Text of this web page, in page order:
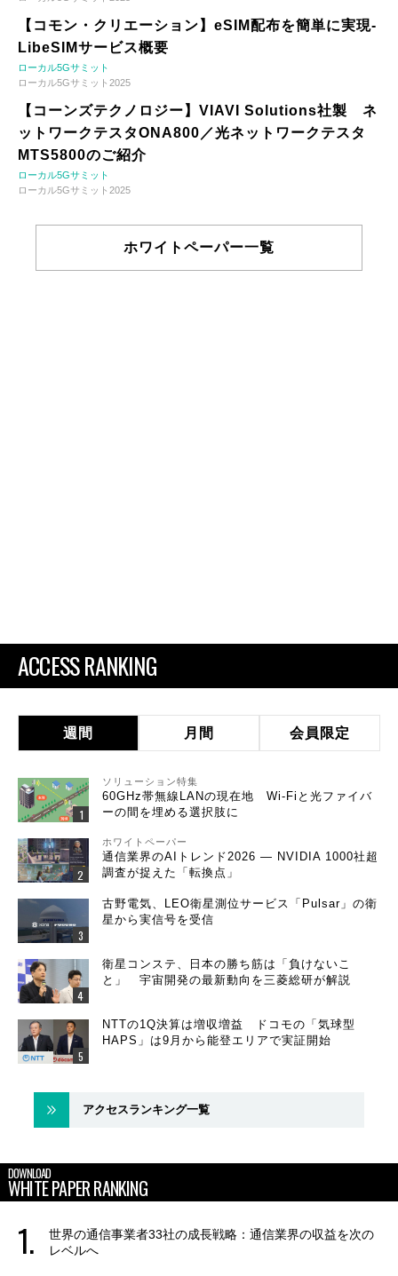
【コモン・クリエーション】eSIM配布を簡単に実現-
LibeSIMサービス概要
ローカル5Gサミット
ローカル5Gサミット2025
【コーンズテクノロジー】VIAVI Solutions社製 ネ
ットワークテスタONA800／光ネットワークテスタ
MTS5800のご紹介
ローカル5Gサミット
ローカル5Gサミット2025
ホワイトペーパー一覧
ACCESS RANKING
週間 月間 会員限定
ソリューション特集
60GHz帯無線LANの現在地 Wi-Fiと光ファイバ
ーの間を埋める選択肢に
ホワイトペーパー
通信業界のAIトレンド2026 ― NVIDIA 1000社超
調査が捉えた「転換点」
古野電気、LEO衛星測位サービス「Pulsar」の衛
星から実信号を受信
衛星コンステ、日本の勝ち筋は「負けないこ
と」 宇宙開発の最新動向を三菱総研が解説
NTTの1Q決算は増収増益 ドコモの「気球型
HAPS」は9月から能登エリアで実証開始
アクセスランキング一覧
DOWNLOAD
WHITE PAPER RANKING
世界の通信事業者33社の成長戦略：通信業界の収益を次の
レベルへ